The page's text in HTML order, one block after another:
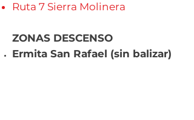
Ruta 7 Sierra Molinera
ZONAS DESCENSO
Ermita San Rafael (sin balizar)